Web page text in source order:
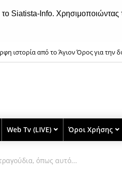
Siatista-Info.
ιστορία από το Άγιον Όρος για την
Web Tv (LIVE) Όροι Χρήσης
όπως αυτό...